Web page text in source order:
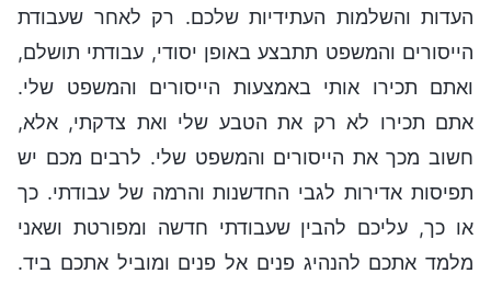
העדות והשלמות העתידיות שלכם. רק לאחר שעבודת
הייסורים והמשפט תתבצע באופן יסודי, עבודתי תושלם,
ואתם תכירו אותי באמצעות הייסורים והמשפט שלי.
אתם תכירו לא רק את הטבע שלי ואת צדקתי, אלא,
חשוב מכך את הייסורים והמשפט שלי. לרבים מכם יש
תפיסות אדירות לגבי החדשנות והרמה של עבודתי. כך
או כך, עליכם להבין שעבודתי חדשה ומפורטת ושאני
מלמד אתכם להנהיג פנים אל פנים ומוביל אתכם ביד.